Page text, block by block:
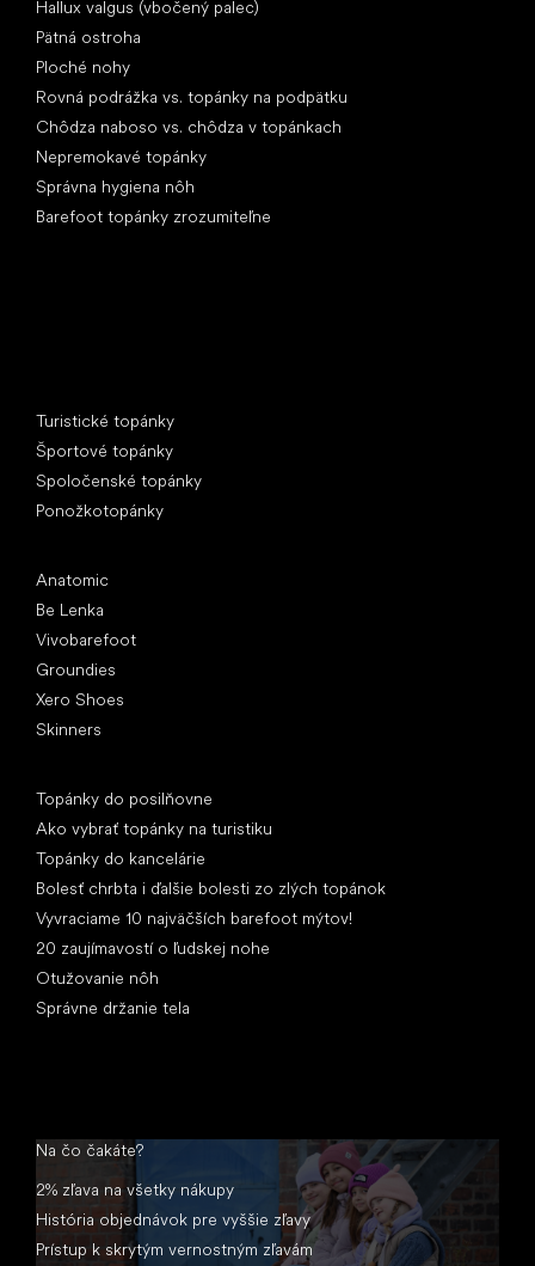
Hallux valgus (vbočený palec)
Pätná ostroha
Ploché nohy
Rovná podrážka vs. topánky na podpätku
Chôdza naboso vs. chôdza v topánkach
Nepremokavé topánky
Správna hygiena nôh
Barefoot topánky zrozumiteľne
Turistické topánky
Športové topánky
Spoločenské topánky
Ponožkotopánky
Anatomic
Be Lenka
Vivobarefoot
Groundies
Xero Shoes
Skinners
Topánky do posilňovne
Ako vybrať topánky na turistiku
Topánky do kancelárie
Bolesť chrbta i ďalšie bolesti zo zlých topánok
Vyvraciame 10 najväčších barefoot mýtov!
20 zaujímavostí o ľudskej nohe
Otužovanie nôh
Správne držanie tela
Na čo čakáte?
2% zľava na všetky nákupy
História objednávok pre vyššie zľavy
Prístup k skrytým vernostným zľavám